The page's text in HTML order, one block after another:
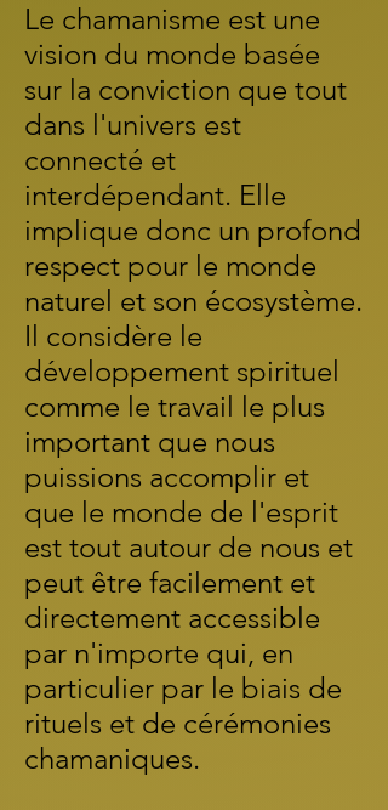
Le chamanisme est une
vision du monde basée
sur la conviction que tout
dans l'univers est
connecté et
interdépendant. Elle
implique donc un profond
respect pour le monde
naturel et son écosystème.
Il considère le
développement spirituel
comme le travail le plus
important que nous
puissions accomplir et
que le monde de l'esprit
est tout autour de nous et
peut être facilement et
directement accessible
par n'importe qui, en
particulier par le biais de
rituels et de cérémonies
chamaniques.